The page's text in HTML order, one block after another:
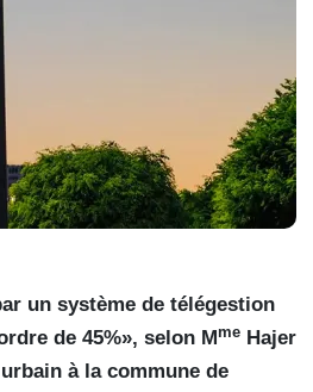
un système de télégestion
de 45%», selon Mme Hajer
à la commune de